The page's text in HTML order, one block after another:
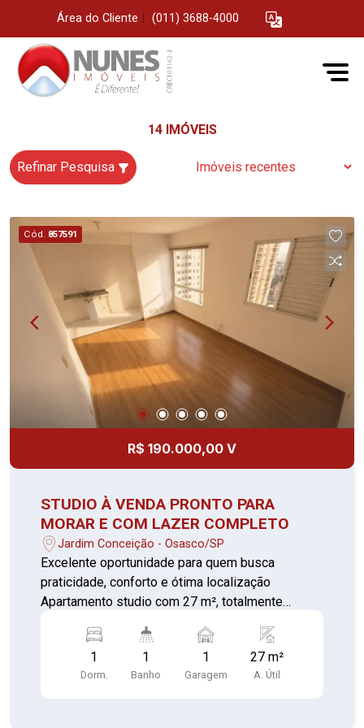
Área do Cliente (011) 3688-4000
14 IMÓVEIS
Refinar Pesquisa
Cód. 857591
R$ 190.000,00 V
STUDIO À VENDA PRONTO PARA
MORAR E COM LAZER COMPLETO
Jardim Conceição - Osasco/SP
Excelente oportunidade para quem busca
praticidade, conforto e ótima localização
Apartamento studio com 27 m², totalmente
mobiliário. O imóvel conta com 1 dormitório,
ambiente integrado de sala e cozinha,
proporcionando melhor aproveitamento dos
1
Dorm.
1
Banho
1
Garagem
27 m²
A. Útil